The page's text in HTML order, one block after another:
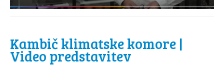
Kambič klimatske komore |
Video predstavitev